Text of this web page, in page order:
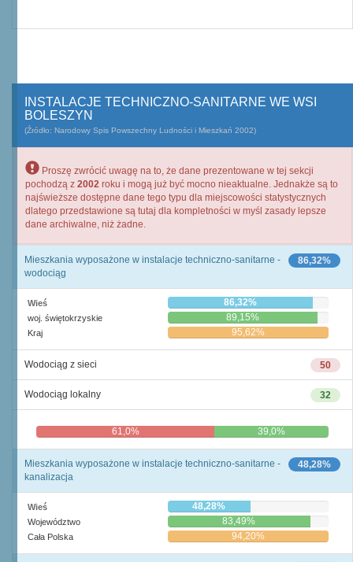
INSTALACJE TECHNICZNO-SANITARNE WE WSI
BOLESZYN
(Źródło: Narodowy Spis Powszechny Ludności i Mieszkań 2002)
Proszę zwrócić uwagę na to, że dane prezentowane w tej sekcji
pochodzą z 2002 roku i mogą już być mocno nieaktualne. Jednakże są to
najświeższe dostępne dane tego typu dla miejscowości statystycznych
dlatego przedstawione są tutaj dla kompletności w myśl zasady lepsze
dane archiwalne, niż żadne.
86,32%
Mieszkania wyposażone w instalacje techniczno-sanitarne -
wodociąg
Wieś 86,32%
woj. świętokrzyskie 89,15%
Kraj 95,62%
50
Wodociąg z sieci
32
Wodociąg lokalny
61,0% 39,0%
48,28%
Mieszkania wyposażone w instalacje techniczno-sanitarne -
kanalizacja
Wieś 48,28%
Województwo 83,49%
Cała Polska 94,20%